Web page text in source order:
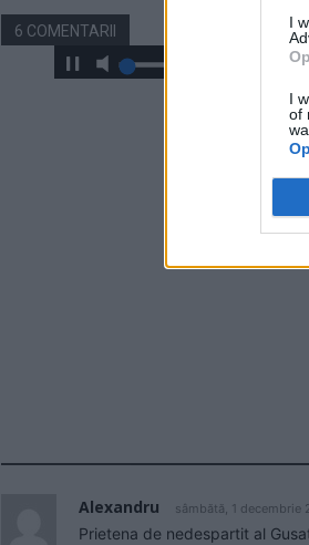
I
I
of
6 COMENTARII
Alexandru sâmbătă, 1 decembrie
Prietena de nedespartit al